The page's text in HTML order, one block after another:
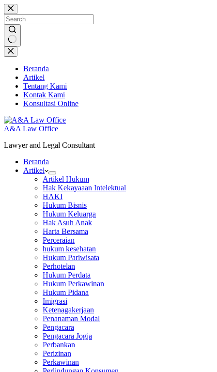
Skip
to
content
No
results
Beranda
Artikel
Tentang Kami
Kontak Kami
Konsultasi Online
A&A Law Office
Lawyer and Legal Consultant
Beranda
Artikel
Artikel Hukum
Hak Kekayaaan Intelektual
HAKI
Hukum Bisnis
Hukum Keluarga
Hak Asuh Anak
Harta Bersama
Perceraian
hukum kesehatan
Hukum Pariwisata
Perhotelan
Hukum Perdata
Hukum Perkawinan
Hukum Pidana
Imigrasi
Ketenagakerjaan
Penanaman Modal
Pengacara
Pengacara Jogja
Perbankan
Perizinan
Perkawinan